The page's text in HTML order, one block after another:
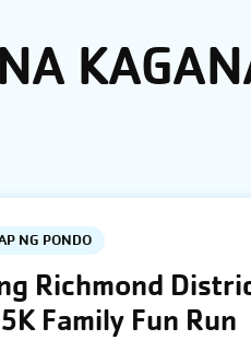
NG PONDO
Richmond
Family Fun Run